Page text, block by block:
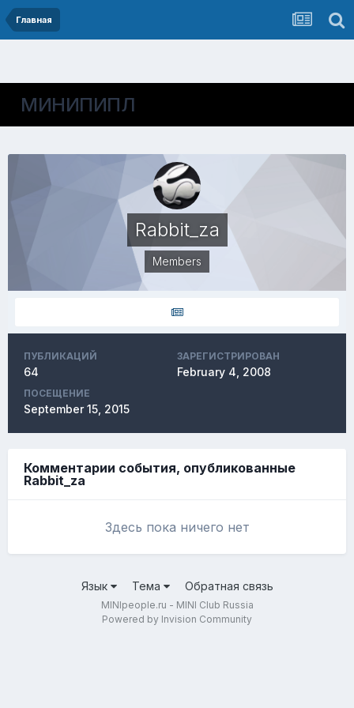
Главная
МИНИПИПЛ
Rabbit_za
Members
ПУБЛИКАЦИЙ
64
ЗАРЕГИСТРИРОВАН
February 4, 2008
ПОСЕЩЕНИЕ
September 15, 2015
Комментарии события, опубликованные
Rabbit_za
Здесь пока ничего нет
Язык Тема Обратная связь
MINIpeople.ru - MINI Club Russia
Powered by Invision Community